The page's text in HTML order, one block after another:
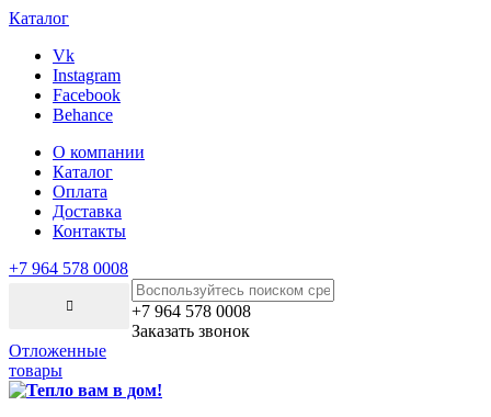
Каталог
Vk
Instagram
Facebook
Behance
О компании
Каталог
Оплата
Доставка
Контакты
+7 964 578 0008
+7 964 578 0008
Заказать звонок
Отложенные
товары